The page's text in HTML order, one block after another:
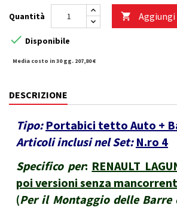
Quantità 
 Disponibile
Media costo in 30 gg. 207,80 €
DESCRIZIONE
Tipo: Portabici tetto Auto +
Articoli inclusi nel Set: N.ro 4
Specifico per: RENAULT
poi versioni senza
(Per il Montaggio delle Barre